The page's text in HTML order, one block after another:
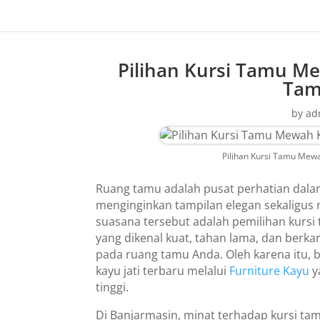
Pilihan Kursi Tamu
by
Pilihan Kursi Tamu
Ruang tamu adalah pusat perhatian
menginginkan tampilan elegan
suasana tersebut adalah pemilihan
yang dikenal kuat, tahan lama, dan
pada ruang tamu Anda. Oleh karena
kayu jati terbaru melalui Furniture Kayu
tinggi.
Di Banjarmasin, minat terhadap kursi